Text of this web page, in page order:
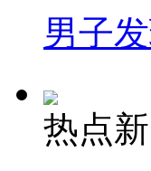
男子
热点